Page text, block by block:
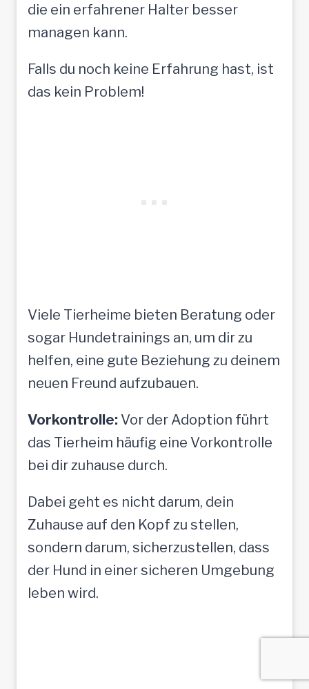
die ein erfahrener Halter besser
managen kann.
Falls du noch keine Erfahrung hast, ist
das kein Problem!
Viele Tierheime bieten Beratung oder
sogar Hundetrainings an, um dir zu
helfen, eine gute Beziehung zu deinem
neuen Freund aufzubauen.
Vorkontrolle: Vor der Adoption führt
das Tierheim häufig eine Vorkontrolle
bei dir zuhause durch.
Dabei geht es nicht darum, dein
Zuhause auf den Kopf zu stellen,
sondern darum, sicherzustellen, dass
der Hund in einer sicheren Umgebung
leben wird.